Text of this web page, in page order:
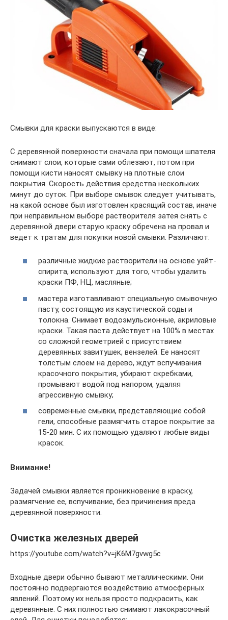
Смывки для краски выпускаются в виде:
С деревянной поверхности сначала при помощи шпателя
снимают слои, которые сами облезают, потом при
помощи кисти наносят смывку на плотные слои
покрытия. Скорость действия средства нескольких
минут до суток. При выборе смывок следует учитывать,
на какой основе был изготовлен красящий состав, иначе
при неправильном выборе растворителя затея снять с
деревянной двери старую краску обречена на провал и
ведет к тратам для покупки новой смывки. Различают:
различные жидкие растворители на основе уайт-
спирита, используют для того, чтобы удалить
краски ПФ, НЦ, масляные;
мастера изготавливают специальную смывочную
пасту, состоящую из каустической соды и
толокна. Снимает водоэмульсионные, акриловые
краски. Такая паста действует на 100% в местах
со сложной геометрией с присутствием
деревянных завитушек, вензелей. Ее наносят
толстым слоем на дерево, ждут вспучивания
красочного покрытия, убирают скребками,
промывают водой под напором, удаляя
агрессивную смывку;
современные смывки, представляющие собой
гели, способные размягчить старое покрытие за
15-20 мин. С их помощью удаляют любые виды
красок.
Внимание!
Задачей смывки является проникновение в краску,
размягчение ее, вспучивание, без причинения вреда
деревянной поверхности.
Очистка железных дверей
https://youtube.com/watch?v=jK6M7gvwg5c
Входные двери обычно бывают металлическими. Они
постоянно подвергаются воздействию атмосферных
явлений. Поэтому их нельзя просто подкрасить, как
деревянные. С них полностью снимают лакокрасочный